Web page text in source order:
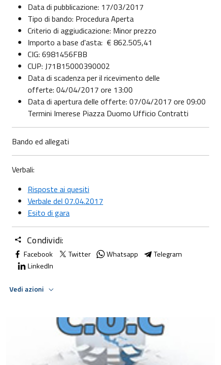
Data di pubblicazione: 17/03/2017
Tipo di bando: Procedura Aperta
Criterio di aggiudicazione: Minor prezzo
Importo a base d'asta: € 862.505,41
CIG: 6981456FBB
CUP: J71B15000390002
Data di scadenza per il ricevimento delle
offerte: 04/04/2017 ore 13:00
Data di apertura delle offerte: 07/04/2017 ore 09:00
Termini Imerese Piazza Duomo Ufficio Contratti
Bando ed allegati
Verbali:
Risposte ai quesiti
Verbale del 07.04.2017
Esito di gara
Condividi:
Facebook Twitter Whatsapp
Telegram
LinkedIn
Vedi azioni